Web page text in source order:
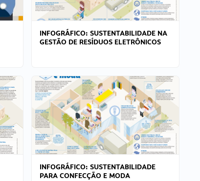
INFOGRÁFICO: SUSTENTABILIDADE NA
GESTÃO DE RESÍDUOS ELETRÔNICOS
INFOGRÁFICO: SUSTENTABILIDADE
PARA CONFECÇÃO E MODA